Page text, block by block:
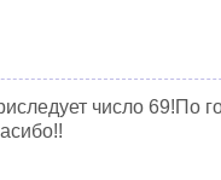
число 69!По